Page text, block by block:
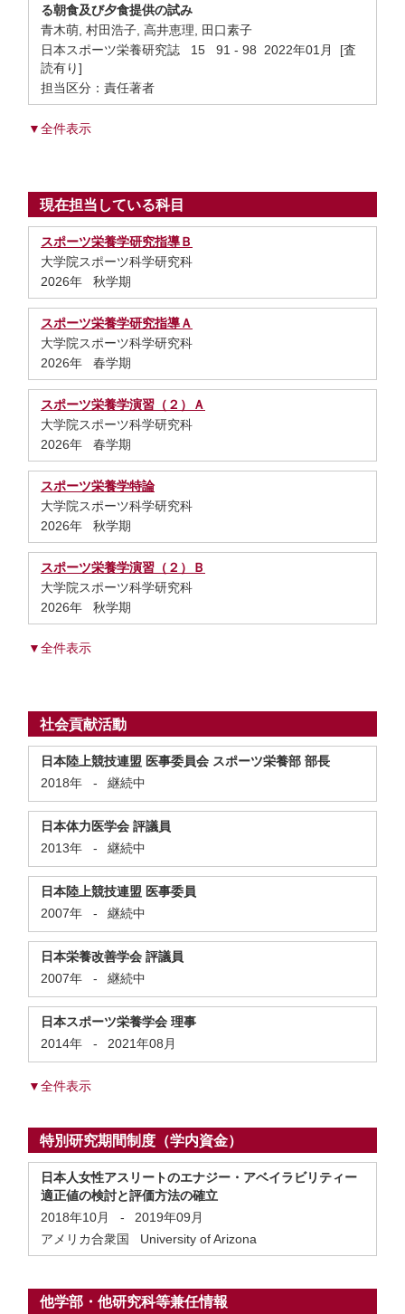
る朝食及び夕食提供の試み
青木萌, 村田浩子, 高井恵理, 田口素子
日本スポーツ栄養研究誌 15 91 - 98 2022年01月 [査
読有り]
担当区分：責任著者
▼全件表示
現在担当している科目
スポーツ栄養学研究指導Ｂ
大学院スポーツ科学研究科
2026年 秋学期
スポーツ栄養学研究指導Ａ
大学院スポーツ科学研究科
2026年 春学期
スポーツ栄養学演習（２）Ａ
大学院スポーツ科学研究科
2026年 春学期
スポーツ栄養学特論
大学院スポーツ科学研究科
2026年 秋学期
スポーツ栄養学演習（２）Ｂ
大学院スポーツ科学研究科
2026年 秋学期
▼全件表示
社会貢献活動
日本陸上競技連盟 医事委員会 スポーツ栄養部 部長
2018年
- 継続中
日本体力医学会 評議員
2013年
- 継続中
日本陸上競技連盟 医事委員
2007年
- 継続中
日本栄養改善学会 評議員
2007年
- 継続中
日本スポーツ栄養学会 理事
2014年
- 2021年08月
▼全件表示
特別研究期間制度（学内資金）
日本人女性アスリートのエナジー・アベイラビリティー
適正値の検討と評価方法の確立
2018年10月
-
2019年09月
アメリカ合衆国 University of Arizona
他学部・他研究科等兼任情報